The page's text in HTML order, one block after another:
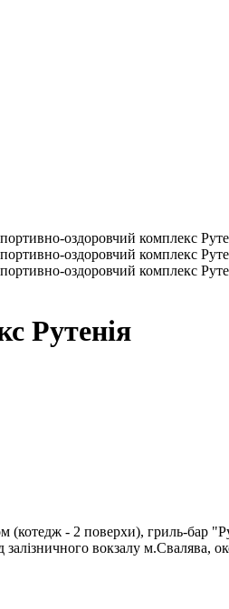
Рутенія
(котедж - 2 поверхи), гриль-бар
залізничного вокзалу